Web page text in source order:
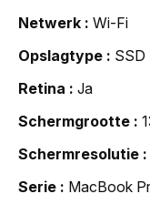
Netwerk
Wi-Fi
Opslagtype
SSD
Retina
Ja
Schermgrootte
Schermresolutie
Serie
MacBook